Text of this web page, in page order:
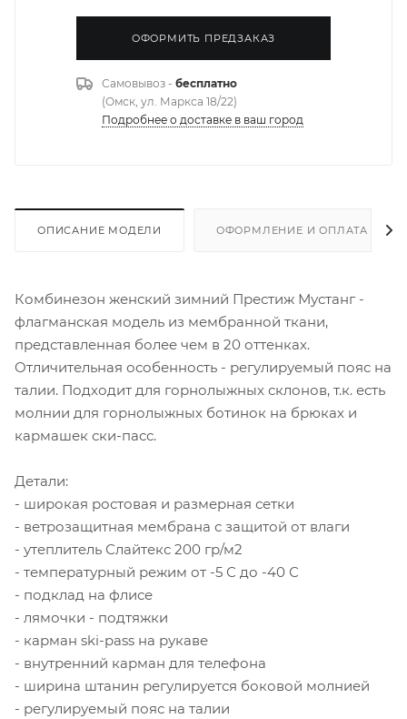
ОФОРМИТЬ ПРЕДЗАКАЗ
Самовывоз - бесплатно
(Омск, ул. Маркса 18/22)
Подробнее о доставке в ваш город
ОПИСАНИЕ МОДЕЛИ ОФОРМЛЕНИЕ И ОПЛАТА
Комбинезон женский зимний Престиж Мустанг -
флагманская модель из мембранной ткани,
представленная более чем в 20 оттенках.
Отличительная особенность - регулируемый пояс на
талии. Подходит для горнолыжных склонов, т.к. есть
молнии для горнолыжных ботинок на брюках и
кармашек ски-пасс.
Детали:
- широкая ростовая и размерная сетки
- ветрозащитная мембрана с защитой от влаги
- утеплитель Слайтекс 200 гр/м2
- температурный режим от -5 С до -40 С
- подклад на флисе
- лямочки - подтяжки
- карман ski-pass на рукаве
- внутренний карман для телефона
- ширина штанин регулируется боковой молнией
- регулируемый пояс на талии